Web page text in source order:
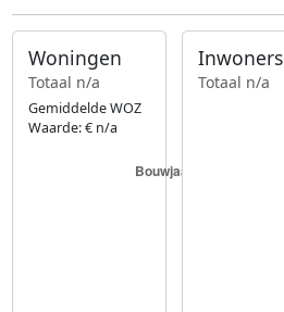
Woningen
Totaal n/a
Gemiddelde WOZ
Waarde: € n/a
Inwoners
Totaal n/a